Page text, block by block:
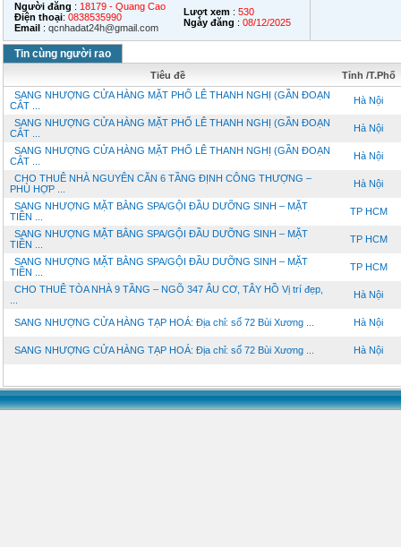
Người đăng : 18179 - Quang Cao
Điện thoại: 0838535990
Email : qcnhadat24h@gmail.com
Lượt xem : 530
Ngày đăng : 08/12/2025
Tin cùng người rao
Tiêu đề
Tỉnh /T.Phố
SANG NHƯỢNG CỬA HÀNG MẶT PHỐ LÊ THANH NGHỊ (GẦN ĐOẠN
CẮT ...
Hà Nội
SANG NHƯỢNG CỬA HÀNG MẶT PHỐ LÊ THANH NGHỊ (GẦN ĐOẠN
CẮT ...
Hà Nội
SANG NHƯỢNG CỬA HÀNG MẶT PHỐ LÊ THANH NGHỊ (GẦN ĐOẠN
CẮT ...
Hà Nội
CHO THUÊ NHÀ NGUYÊN CĂN 6 TẦNG ĐỊNH CÔNG THƯỢNG –
PHÙ HỢP ...
Hà Nội
SANG NHƯỢNG MẶT BẰNG SPA/GỘI ĐẦU DƯỠNG SINH – MẶT
TIỀN ...
TP HCM
SANG NHƯỢNG MẶT BẰNG SPA/GỘI ĐẦU DƯỠNG SINH – MẶT
TIỀN ...
TP HCM
SANG NHƯỢNG MẶT BẰNG SPA/GỘI ĐẦU DƯỠNG SINH – MẶT
TIỀN ...
TP HCM
CHO THUÊ TÒA NHÀ 9 TẦNG – NGÕ 347 ÂU CƠ, TÂY HỒ Vị trí đẹp,
Hà Nội
SANG NHƯỢNG CỬA HÀNG TẠP HOÁ: Địa chỉ: số 72 Bùi Xương ... Hà Nội
SANG NHƯỢNG CỬA HÀNG TẠP HOÁ: Địa chỉ: số 72 Bùi Xương ... Hà Nội